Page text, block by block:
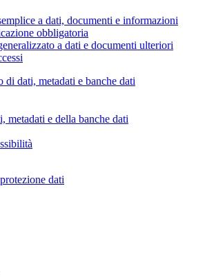
a dati, documenti e informazioni
obbligatoria
a dati e documenti ulteriori
di dati, metadati e banche dati
metadati e della banche dati
dati